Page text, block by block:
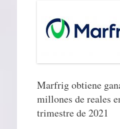
Marfrig obtiene
millones de reales
trimestre de 2021